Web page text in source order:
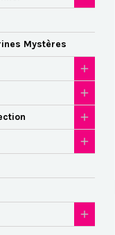
Mystères